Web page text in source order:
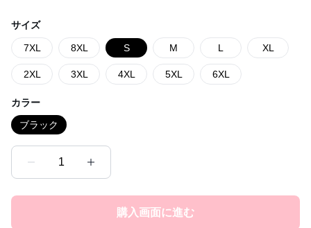
サイズ
7XL 8XL S M L XL
2XL 3XL 4XL 5XL 6XL
カラー
ブラック
1
購入画面に進む